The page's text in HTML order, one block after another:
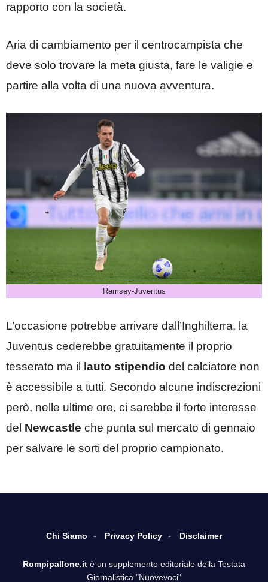
rapporto con la società.
Aria di cambiamento per il centrocampista che
deve solo trovare la meta giusta, fare le valigie e
partire alla volta di una nuova avventura.
Ramsey-Juventus
L’occasione potrebbe arrivare dall’Inghilterra, la
Juventus cederebbe gratuitamente il proprio
tesserato ma il lauto stipendio del calciatore non
è accessibile a tutti. Secondo alcune indiscrezioni
però, nelle ultime ore, ci sarebbe il forte interesse
del Newcastle che punta sul mercato di gennaio
per salvare le sorti del proprio campionato.
Chi Siamo Privacy Policy Disclaimer
Rompipallone.it è un supplemento editoriale della Testata
Giornalistica "Nuovevoci"